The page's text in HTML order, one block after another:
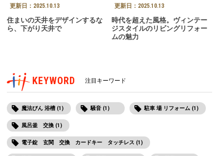
更新日： 2025.10.13
住まいの天井をデザインするな
ら、下がり天井で
更新日： 2025.10.13
時代を超えた風格。ヴィンテー
ジスタイルのリビングリフォー
ムの魅力
KEYWORD 注目キーワード
魔法びん 浴槽 (1) 騒音 (1) 駐車 場 リフォーム (1)
風呂釜 交換 (1)
電子錠 玄関 交換 カードキー タッチレス (1)